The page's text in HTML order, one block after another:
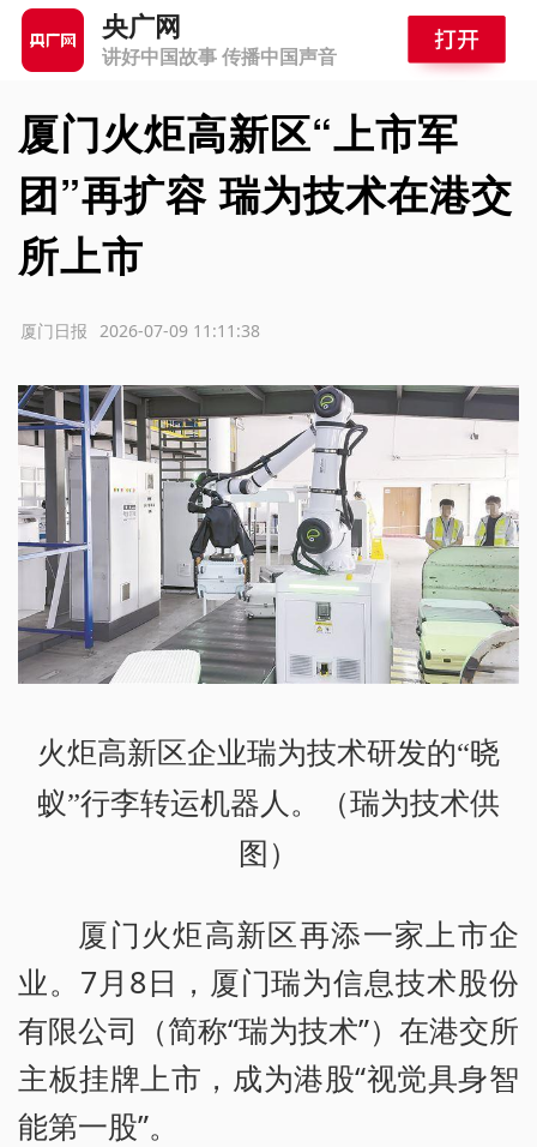
央广网
讲好中国故事 传播中国声音
厦门火炬高新区“上市军
团”再扩容 瑞为技术在港交
所上市
2026-07-09 11:11:38
厦门日报
火炬高新区企业瑞为技术研发的“晓
蚁”行李转运机器人。（瑞为技术供
图）
厦门火炬高新区再添一家上市企
业。7月8日，厦门瑞为信息技术股份
有限公司（简称“瑞为技术”）在港交所
主板挂牌上市，成为港股“视觉具身智
能第一股”。